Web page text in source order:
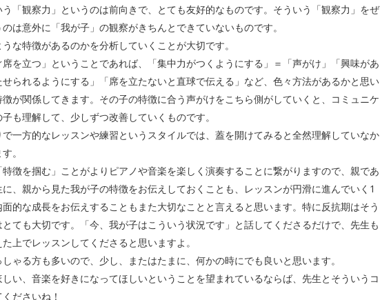
「観察力」というのは前向きで、とても友好的なものです。そういう「観察力」をぜ
は意外に「我が子」の観察がきちんとできていないものです。
な特徴があるのかを分析していくことが大切です。
を立つ」ということであれば、「集中力がつくようにする」＝「声がけ」「興味があ
られるようにする」「席を立たないと直球で伝える」など、色々方法があるかと思い
が関係してきます。その子の特徴に合う声がけをこちら側がしていくと、コミュニケ
も理解して、少しずつ改善していくものです。
一方的なレッスンや練習というスタイルでは、蓋を開けてみると全然理解していなか
。
徴を掴む」ことがよりピアノや音楽を楽しく演奏することに繋がりますので、親であ
、親から見た我が子の特徴をお伝えしておくことも、レッスンが円滑に進んでいく1
的な成長をお伝えすることもまた大切なことと言えると思います。特に反抗期はそう
ても大切です。「今、我が子はこういう状況です」と話してくださるだけで、先生も
上でレッスンしてくださると思いますよ。
ゃる方も多いので、少し、またはたまに、何かの時にでも良いと思います。
い、音楽を好きになってほしいということを望まれているならば、先生とそういうコ
ださいね！